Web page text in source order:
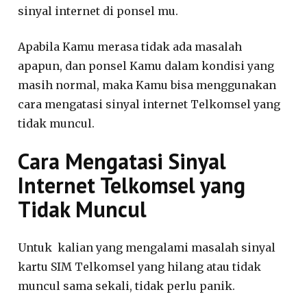
sinyal internet di ponsel mu.
Apabila Kamu merasa tidak ada masalah
apapun, dan ponsel Kamu dalam kondisi yang
masih normal, maka Kamu bisa menggunakan
cara mengatasi sinyal internet Telkomsel yang
tidak muncul.
Cara Mengatasi Sinyal
Internet Telkomsel yang
Tidak Muncul
Untuk kalian yang mengalami masalah sinyal
kartu SIM Telkomsel yang hilang atau tidak
muncul sama sekali, tidak perlu panik.